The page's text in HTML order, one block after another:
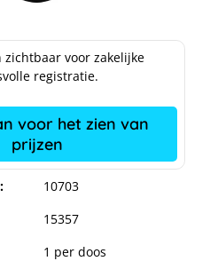
10703
15357
1 per doos
zichtbaar voor zakelijke
registratie.
voor het zien van
prijzen